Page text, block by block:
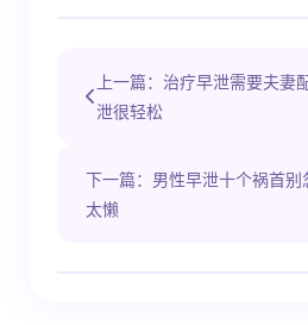
上一篇：治疗早泄需要夫妻
泄很轻松
下一篇：男性早泄十个祸首
太懒